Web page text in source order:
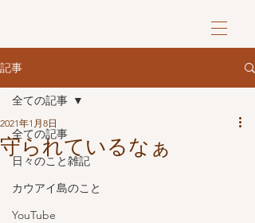
記事
全ての記事
日々のこと雑記
カウアイ島のこと
YouTube
全ての記事
守られているなぁ
2021年1月8日